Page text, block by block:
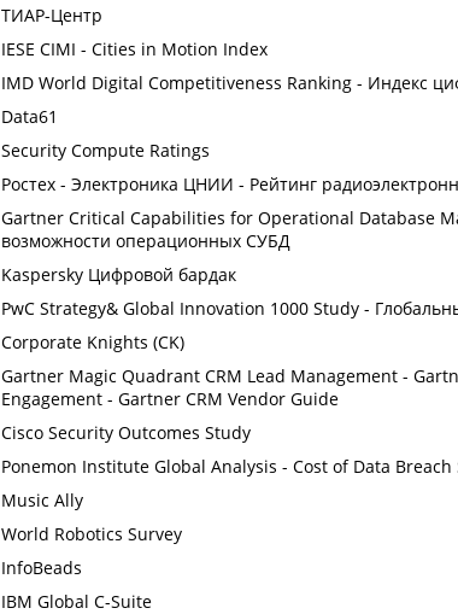
ТИАР-Центр
IESE CIMI - Cities in Motion Index
IMD World Digital Competitiveness Ranking - Индекс
Data61
Security Compute Ratings
Ростех - Электроника ЦНИИ - Рейтинг
Gartner Critical Capabilities for Operational Database
возможности операционных СУБД
Kaspersky Цифровой бардак
PwC Strategy& Global Innovation 1000 Study -
Corporate Knights (CK)
Gartner Magic Quadrant CRM Lead Management -
Engagement - Gartner CRM Vendor Guide
Cisco Security Outcomes Study
Ponemon Institute Global Analysis - Cost of Data Breach
Music Ally
World Robotics Survey
InfoBeads
IBM Global C-Suite